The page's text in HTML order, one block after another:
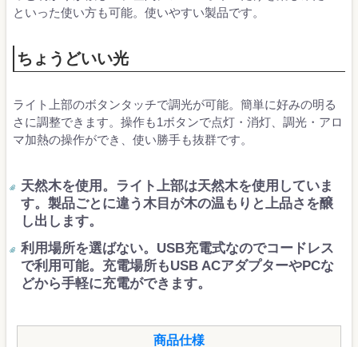
といった使い方も可能。使いやすい製品です。
ちょうどいい光
ライト上部のボタンタッチで調光が可能。簡単に好みの明る
さに調整できます。操作も1ボタンで点灯・消灯、調光・アロ
マ加熱の操作ができ、使い勝手も抜群です。
天然木を使用。ライト上部は天然木を使用していま
す。製品ごとに違う木目が木の温もりと上品さを醸
し出します。
利用場所を選ばない。USB充電式なのでコードレス
で利用可能。充電場所もUSB ACアダプターやPCな
どから手軽に充電ができます。
商品仕様